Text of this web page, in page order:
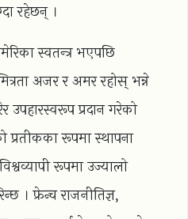
रहेछन् ।
स्वतन्त्र भएपछि
अजर र अमर रहोस् भन्ने
उपहारस्वरूप प्रदान गरेको
प्रतीकका रूपमा स्थापना
रूपमा उज्यालो
। फ्रेन्च राजनीतिज्ञ,